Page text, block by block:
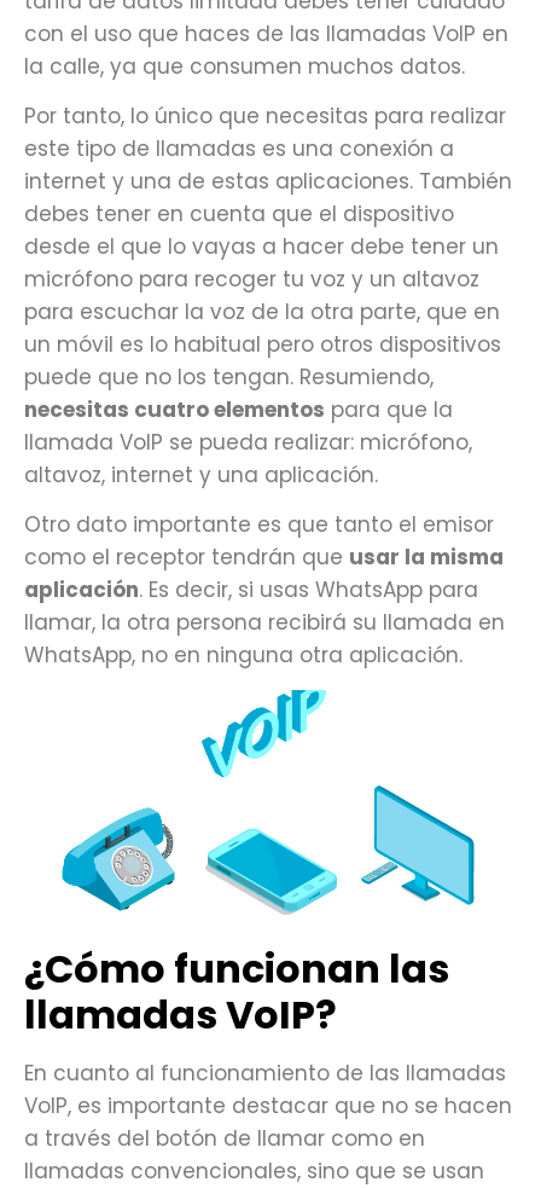
con el uso que haces de las llamadas VoIP en
la calle, ya que consumen muchos datos.
Por tanto, lo único que necesitas para realizar
este tipo de llamadas es una conexión a
internet y una de estas aplicaciones. También
debes tener en cuenta que el dispositivo
desde el que lo vayas a hacer debe tener un
micrófono para recoger tu voz y un altavoz
para escuchar la voz de la otra parte, que en
un móvil es lo habitual pero otros dispositivos
puede que no los tengan. Resumiendo,
necesitas cuatro elementos para que la
llamada VoIP se pueda realizar: micrófono,
altavoz, internet y una aplicación.
Otro dato importante es que tanto el emisor
como el receptor tendrán que usar la misma
aplicación. Es decir, si usas WhatsApp para
llamar, la otra persona recibirá su llamada en
WhatsApp, no en ninguna otra aplicación.
¿Cómo funcionan las
llamadas VoIP?
En cuanto al funcionamiento de las llamadas
VoIP, es importante destacar que no se hacen
a través del botón de llamar como en
llamadas convencionales, sino que se usan